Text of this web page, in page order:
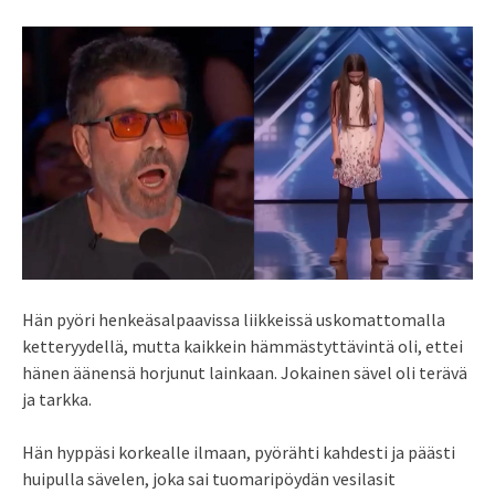
Hän pyöri henkeäsalpaavissa liikkeissä uskomattomalla
ketteryydellä, mutta kaikkein hämmästyttävintä oli, ettei
hänen äänensä horjunut lainkaan. Jokainen sävel oli terävä
ja tarkka.
Hän hyppäsi korkealle ilmaan, pyörähti kahdesti ja päästi
huipulla sävelen, joka sai tuomaripöydän vesilasit